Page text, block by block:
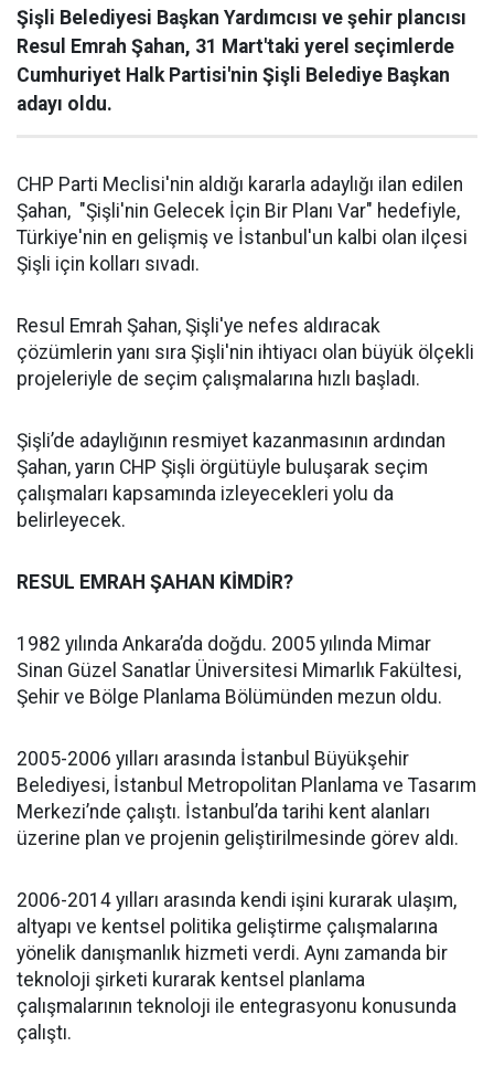
Şişli Belediyesi Başkan Yardımcısı ve şehir plancısı
Resul Emrah Şahan, 31 Mart'taki yerel seçimlerde
Cumhuriyet Halk Partisi'nin Şişli Belediye Başkan
adayı oldu.
CHP Parti Meclisi'nin aldığı kararla adaylığı ilan edilen
Şahan, "Şişli'nin Gelecek İçin Bir Planı Var" hedefiyle,
Türkiye'nin en gelişmiş ve İstanbul'un kalbi olan ilçesi
Şişli için kolları sıvadı.
Resul Emrah Şahan, Şişli'ye nefes aldıracak
çözümlerin yanı sıra Şişli'nin ihtiyacı olan büyük ölçekli
projeleriyle de seçim çalışmalarına hızlı başladı.
Şişli’de adaylığının resmiyet kazanmasının ardından
Şahan, yarın CHP Şişli örgütüyle buluşarak seçim
çalışmaları kapsamında izleyecekleri yolu da
belirleyecek.
RESUL EMRAH ŞAHAN KİMDİR?
1982 yılında Ankara’da doğdu. 2005 yılında Mimar
Sinan Güzel Sanatlar Üniversitesi Mimarlık Fakültesi,
Şehir ve Bölge Planlama Bölümünden mezun oldu.
2005-2006 yılları arasında İstanbul Büyükşehir
Belediyesi, İstanbul Metropolitan Planlama ve Tasarım
Merkezi’nde çalıştı. İstanbul’da tarihi kent alanları
üzerine plan ve projenin geliştirilmesinde görev aldı.
2006-2014 yılları arasında kendi işini kurarak ulaşım,
altyapı ve kentsel politika geliştirme çalışmalarına
yönelik danışmanlık hizmeti verdi. Aynı zamanda bir
teknoloji şirketi kurarak kentsel planlama
çalışmalarının teknoloji ile entegrasyonu konusunda
çalıştı.